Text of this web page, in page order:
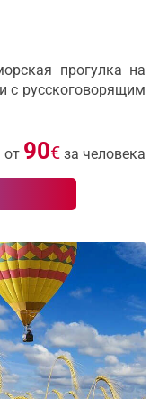
прогулка на
с русскоговорящим
от 90€ за человека